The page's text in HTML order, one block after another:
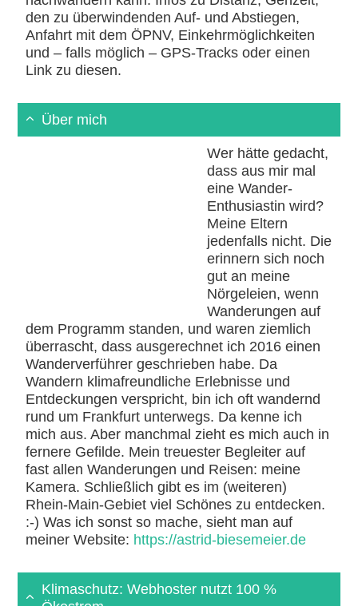
den zu überwindenden Auf- und Abstiegen,
Anfahrt mit dem ÖPNV, Einkehrmöglichkeiten
und – falls möglich – GPS-Tracks oder einen
Link zu diesen.
Über mich
Wer hätte gedacht,
dass aus mir mal
eine Wander-
Enthusiastin wird?
Meine Eltern
jedenfalls nicht. Die
erinnern sich noch
gut an meine
Nörgeleien, wenn
Wanderungen auf
dem Programm standen, und waren ziemlich
überrascht, dass ausgerechnet ich 2016 einen
Wanderverführer geschrieben habe. Da
Wandern klimafreundliche Erlebnisse und
Entdeckungen verspricht, bin ich oft wandernd
rund um Frankfurt unterwegs. Da kenne ich
mich aus. Aber manchmal zieht es mich auch in
fernere Gefilde. Mein treuester Begleiter auf
fast allen Wanderungen und Reisen: meine
Kamera. Schließlich gibt es im (weiteren)
Rhein-Main-Gebiet viel Schönes zu entdecken.
:-) Was ich sonst so mache, sieht man auf
meiner Website: https://astrid-biesemeier.de
Klimaschutz: Webhoster nutzt 100 %